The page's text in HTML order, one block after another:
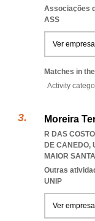
Associações
ASS
Ver empresa
Matches in
Activity
Moreira
R DAS
DE CANEDO,
MAIOR
Outras
UNIP
Ver empresa